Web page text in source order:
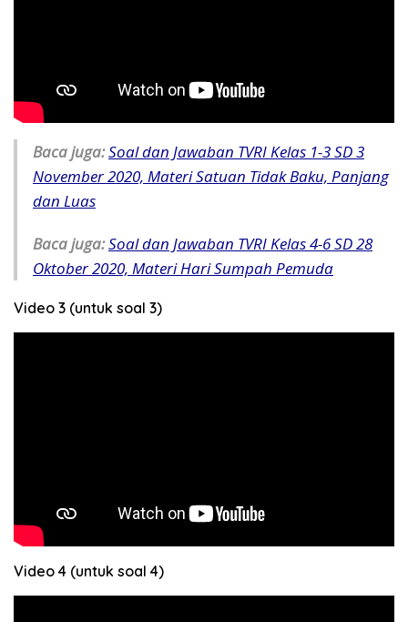
Baca juga:Soal dan Jawaban TVRI Kelas 1-3 SD 3
November 2020, Materi Satuan Tidak Baku, Panjang
dan Luas
Baca juga:Soal dan Jawaban TVRI Kelas 4-6 SD 28
Oktober 2020, Materi Hari Sumpah Pemuda
Video 3 (untuk soal 3)
Video 4 (untuk soal 4)